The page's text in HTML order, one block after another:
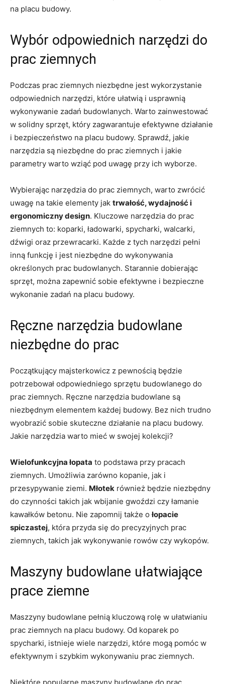
na‌ placu budowy.
Wybór odpowiednich narzędzi do⁤
prac ziemnych
Podczas ⁤prac ziemnych niezbędne jest wykorzystanie
odpowiednich‌ narzędzi, ⁢które ułatwią‌ i‌ usprawnią
wykonywanie ​zadań budowlanych. Warto zainwestować
w solidny sprzęt, który zagwarantuje efektywne działanie
i bezpieczeństwo ‍na placu budowy. Sprawdź, jakie
⁣narzędzia są niezbędne do⁢ prac ziemnych i jakie
‌parametry warto wziąć pod uwagę przy ich wyborze.
Wybierając ​narzędzia ⁢do prac ziemnych, warto zwrócić
⁤uwagę ​na takie elementy jak trwałość,⁣ wydajność i
ergonomiczny design.⁢ Kluczowe narzędzia do prac
ziemnych‌ to: koparki, ładowarki, spycharki, walcarki,
⁤dźwigi oraz przewracarki. ‍Każde⁤ z tych narzędzi pełni
inną funkcję i jest niezbędne do ‍wykonywania
określonych‍ prac budowlanych. Starannie⁢ dobierając
sprzęt,​ można​ zapewnić sobie efektywne i bezpieczne
⁣wykonanie zadań na placu budowy.
Ręczne narzędzia ⁤budowlane
niezbędne do prac
Początkujący majsterkowicz z pewnością będzie
potrzebował odpowiedniego ⁢sprzętu budowlanego do
prac ziemnych. Ręczne narzędzia budowlane​ są
niezbędnym elementem każdej budowy. Bez nich trudno
wyobrazić sobie ‍skuteczne działanie na placu budowy.
Jakie narzędzia ⁢warto ‍mieć w swojej kolekcji?
Wielofunkcyjna łopata ⁣to podstawa przy pracach
ziemnych. Umożliwia zarówno kopanie, jak​ i
przesypywanie ziemi. Młotek również będzie ‌niezbędny‍
do czynności takich ⁢jak wbijanie gwoździ⁢ czy łamanie
kawałków betonu. Nie zapomnij także o łopacie
spiczastej, która przyda się do precyzyjnych prac
ziemnych, takich jak wykonywanie rowów czy wykopów.
Maszyny ⁤budowlane ułatwiające
prace⁢ ziemne
Maszzyny budowlane pełnią kluczową rolę w ułatwianiu
prac ziemnych na ⁣placu budowy. ‌Od koparek po
spycharki, ​istnieje wiele narzędzi, które mogą pomóc w
efektywnym⁣ i szybkim wykonywaniu prac ziemnych.